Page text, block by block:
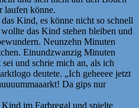
laufen könne.
Kind, es könne nicht so schnell
das Kind stehen bleiben und
Neunzehn Minuten
Einundzwanzig Minuten
und schrie mich an, als ich
deutete. „Ich geheeee jetzt
Da gips nur
im Farbregal und spielte